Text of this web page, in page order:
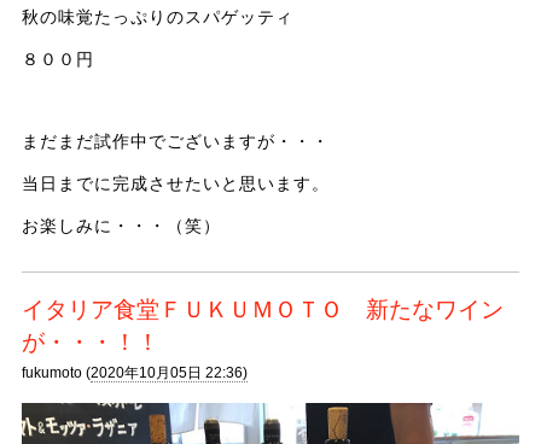
秋の味覚たっぷりのスパゲッティ
８００円
まだまだ試作中でございますが・・・
当日までに完成させたいと思います。
お楽しみに・・・（笑）
イタリア食堂ＦＵＫＵＭＯＴＯ 新たなワイン
が・・・！！
fukumoto (2020年10月05日 22:36)